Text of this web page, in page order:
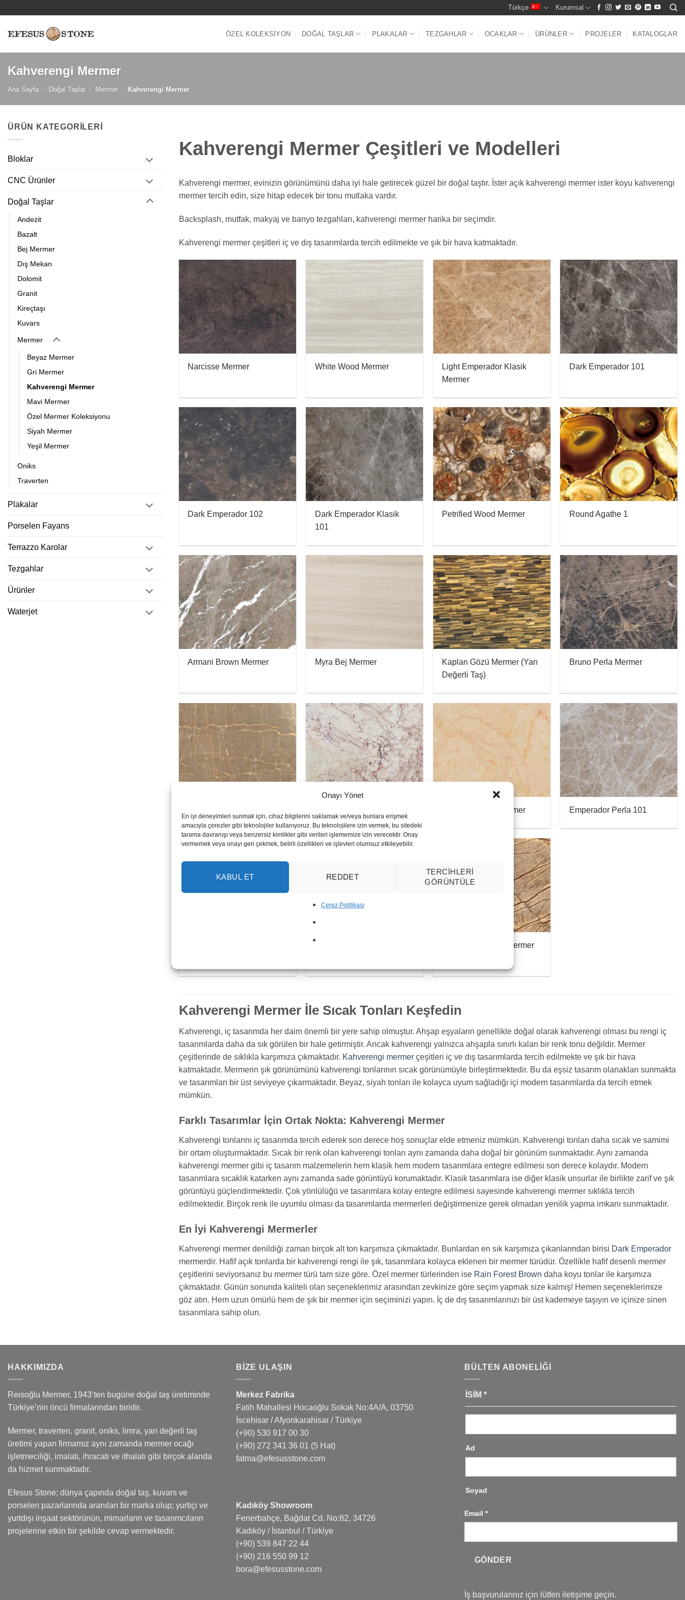
Onayı Yönet
En iyi deneyimleri sunmak için, cihaz bilgilerini saklamak ve/veya bunlara erişmek
amacıyla çerezler gibi teknolojiler kullanıyoruz. Bu teknolojilere izin vermek, bu sitedeki
tarama davranışı veya benzersiz kimlikler gibi verileri işlememize izin verecektir. Onay
vermemek veya onayı geri çekmek, belirli özellikleri ve işlevleri olumsuz etkileyebilir.
KABUL ET REDDET
TERCIHLERI
GÖRÜNTÜLE
Çerez Politikası
Türkçe Kurumsal
ÖZEL KOLEKSIYON DOĞAL TAŞLAR PLAKALAR TEZGAHLAR OCAKLAR ÜRÜNLER PROJELER KATALOGLAR
Kahverengi Mermer
Ana Sayfa / Doğal Taşlar / Mermer / Kahverengi Mermer
ÜRÜN KATEGORILERI
Bloklar
CNC Ürünler
Doğal Taşlar
Andezit
Bazalt
Bej Mermer
Dış Mekan
Dolomit
Granit
Kireçtaşı
Kuvars
Mermer
Beyaz Mermer
Gri Mermer
Kahverengi Mermer
Mavi Mermer
Özel Mermer Koleksiyonu
Siyah Mermer
Yeşil Mermer
Oniks
Traverten
Plakalar
Porselen Fayans
Terrazzo Karolar
Tezgahlar
Ürünler
Waterjet
Kahverengi Mermer Çeşitleri ve Modelleri
Kahverengi mermer, evinizin görünümünü daha iyi hale getirecek güzel bir doğal taştır. İster açık kahverengi mermer ister koyu kahverengi
mermer tercih edin, size hitap edecek bir tonu mutlaka vardır.
Backsplash, mutfak, makyaj ve banyo tezgahları, kahverengi mermer harika bir seçimdir.
Kahverengi mermer çeşitleri iç ve dış tasarımlarda tercih edilmekte ve şık bir hava katmaktadır.
Narcisse Mermer White Wood Mermer
Light Emperador Klasik
Mermer
Dark Emperador 101
Dark Emperador 102
Dark Emperador Klasik
101
Petrified Wood Mermer Round Agathe 1
Armani Brown Mermer Myra Bej Mermer
Kaplan Gözü Mermer (Yarı
Değerli Taş)
Bruno Perla Mermer
Luna Piera Bej Mermer Emperador Perla 101
Rainforest Brown Mermer
Kahverengi Mermer İle Sıcak Tonları Keşfedin
Kahverengi, iç tasarımda her daim önemli bir yere sahip olmuştur. Ahşap eşyaların genellikle doğal olarak kahverengi olması bu rengi iç
tasarımlarda daha da sık görülen bir hale getirmiştir. Ancak kahverengi yalnızca ahşapla sınırlı kalan bir renk tonu değildir. Mermer
çeşitlerinde de sıklıkla karşımıza çıkmaktadır. Kahverengi mermer çeşitleri iç ve dış tasarımlarda tercih edilmekte ve şık bir hava
katmaktadır. Mermerin şık görünümünü kahverengi tonlarının sıcak görünümüyle birleştirmektedir. Bu da eşsiz tasarım olanakları sunmakta
ve tasarımları bir üst seviyeye çıkarmaktadır. Beyaz, siyah tonları ile kolayca uyum sağladığı içi modern tasarımlarda da tercih etmek
mümkün.
Farklı Tasarımlar İçin Ortak Nokta: Kahverengi Mermer
Kahverengi tonlarını iç tasarımda tercih ederek son derece hoş sonuçlar elde etmeniz mümkün. Kahverengi tonları daha sıcak ve samimi
bir ortam oluşturmaktadır. Sıcak bir renk olan kahverengi tonları aynı zamanda daha doğal bir görünüm sunmaktadır. Aynı zamanda
kahverengi mermer gibi iç tasarım malzemelerin hem klasik hem modern tasarımlara entegre edilmesi son derece kolaydır. Modern
tasarımlara sıcaklık katarken aynı zamanda sade görüntüyü korumaktadır. Klasik tasarımlara ise diğer klasik unsurlar ile birlikte zarif ve şık
görüntüyü güçlendirmektedir. Çok yönlülüğü ve tasarımlara kolay entegre edilmesi sayesinde kahverengi mermer sıklıkla tercih
edilmektedir. Birçok renk ile uyumlu olması da tasarımlarda mermerleri değiştirmenize gerek olmadan yenilik yapma imkanı sunmaktadır.
En İyi Kahverengi Mermerler
Kahverengi mermer denildiği zaman birçok alt ton karşımıza çıkmaktadır. Bunlardan en sık karşımıza çıkanlarından birisi Dark Emperador
mermerdir. Hafif açık tonlarda bir kahverengi rengi ile şık, tasarımlara kolayca eklenen bir mermer türüdür. Özellikle hafif desenli mermer
çeşitlerini seviyorsanız bu mermer türü tam size göre. Özel mermer türlerinden ise Rain Forest Brown daha koyu tonlar ile karşımıza
çıkmaktadır. Günün sonunda kaliteli olan seçeneklerimiz arasından zevkinize göre seçim yapmak size kalmış! Hemen seçeneklerimize
göz atın. Hem uzun ömürlü hem de şık bir mermer için seçiminizi yapın. İç de dış tasarımlarınızı bir üst kademeye taşıyın ve içinize sinen
tasarımlara sahip olun.
HAKKIMIZDA
Reisoğlu Mermer, 1943’ten bugüne doğal taş üretiminde
Türkiye’nin öncü firmalarından biridir.
Mermer, traverten, granit, oniks, limra, yarı değerli taş
üretimi yapan firmamız aynı zamanda mermer ocağı
işletmeciliği, imalatı, ihracatı ve ithalatı gibi birçok alanda
da hizmet sunmaktadır.
Efesus Stone; dünya çapında doğal taş, kuvars ve
porselen pazarlarında aranılan bir marka olup; yurtiçi ve
yurtdışı inşaat sektörünün, mimarların ve tasarımcıların
projelerine etkin bir şekilde cevap vermektedir.
BIZE ULAŞIN
Merkez Fabrika
Fatih Mahallesi Hocaoğlu Sokak No:4A/A, 03750
İscehisar / Afyonkarahisar / Türkiye
(+90) 530 917 00 30
(+90) 272 341 36 01 (5 Hat)
fatma@efesusstone.com
Kadıköy Showroom
Fenerbahçe, Bağdat Cd. No:82, 34726
Kadıköy / İstanbul / Türkiye
(+90) 539 847 22 44
(+90) 216 550 99 12
bora@efesusstone.com
BÜLTEN ABONELIĞI
İSIM *
Ad
Soyad
Email *
GÖNDER
İş başvurularınız için lütfen iletişime geçin.